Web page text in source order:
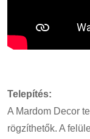
Telepítés:
A Mardom Decor
rögzíthetők. A